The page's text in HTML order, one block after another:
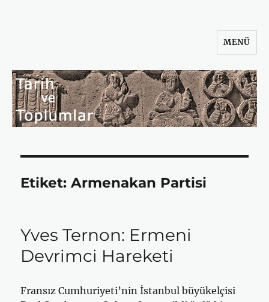
MENÜ
Etiket:Armenakan Partisi
Yves Ternon: Ermeni
Devrimci Hareketi
Fransız Cumhuriyeti’nin İstanbul büyükelçisi